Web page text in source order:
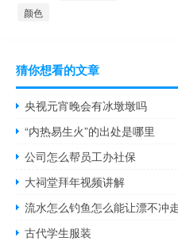
颜色
猜你想看的文章
央视元宵晚会有冰墩墩吗
“内热易生火”的出处是哪里
公司怎么帮员工办社保
大祠堂拜年视频讲解
流水怎么钓鱼怎么能让漂不冲
古代学生服装